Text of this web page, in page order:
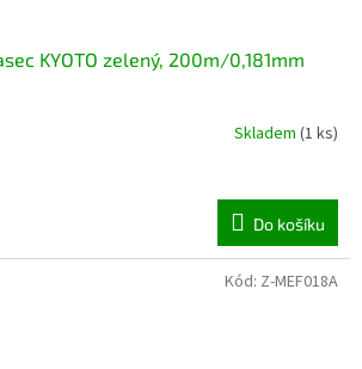
KYOTO zelený, 200m/0,181mm
Skladem (1 ks)
Do košíku
Kód: Z-MEF018A